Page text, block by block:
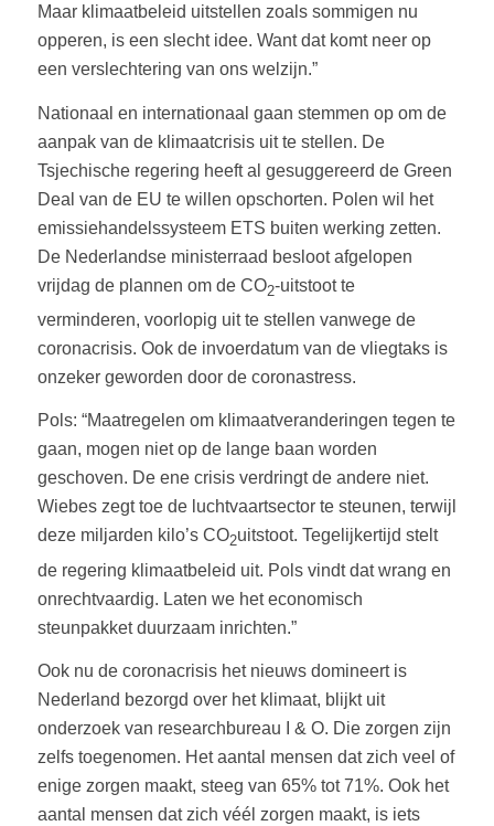
Maar klimaatbeleid uitstellen zoals sommigen nu
opperen, is een slecht idee. Want dat komt neer op
een verslechtering van ons welzijn.”
Nationaal en internationaal gaan stemmen op om de
aanpak van de klimaatcrisis uit te stellen. De
Tsjechische regering heeft al gesuggereerd de Green
Deal van de EU te willen opschorten. Polen wil het
emissiehandelssysteem ETS buiten werking zetten.
De Nederlandse ministerraad besloot afgelopen
vrijdag de plannen om de CO2-uitstoot te
verminderen, voorlopig uit te stellen vanwege de
coronacrisis. Ook de invoerdatum van de vliegtaks is
onzeker geworden door de coronastress.
Pols: “Maatregelen om klimaatveranderingen tegen te
gaan, mogen niet op de lange baan worden
geschoven. De ene crisis verdringt de andere niet.
Wiebes zegt toe de luchtvaartsector te steunen, terwijl
deze miljarden kilo’s CO2uitstoot. Tegelijkertijd stelt
de regering klimaatbeleid uit. Pols vindt dat wrang en
onrechtvaardig. Laten we het economisch
steunpakket duurzaam inrichten.”
Ook nu de coronacrisis het nieuws domineert is
Nederland bezorgd over het klimaat, blijkt uit
onderzoek van researchbureau I & O. Die zorgen zijn
zelfs toegenomen. Het aantal mensen dat zich veel of
enige zorgen maakt, steeg van 65% tot 71%. Ook het
aantal mensen dat zich véél zorgen maakt, is iets